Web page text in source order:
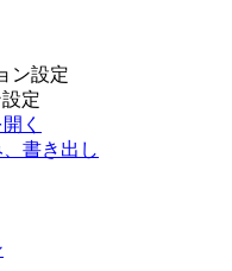
ン設定
定
く
書き出し